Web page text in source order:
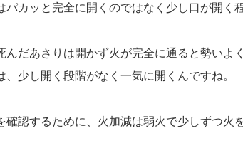
パカッと完全に開くのではなく少し口が開く
んだあさりは開かず火が完全に通ると勢いよ
、少し開く段階がなく一気に開くんですね。
確認するために、火加減は弱火で少しずつ火